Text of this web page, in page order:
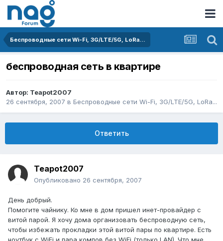
Беспроводные сети Wi-Fi, 3G/LTE/5G, LoRa...
беспроводная сеть в квартире
Автор: Teapot2007
26 сентября, 2007 в Беспроводные сети Wi-Fi, 3G/LTE/5G, LoRa...
Ответить
Teapot2007
Опубликовано 26 сентября, 2007
День добрый.
Помогите чайнику. Ко мне в дом пришел инет-провайдер с
витой парой. Я хочу дома организовать беспроводную сеть,
чтобы избежать прокладки этой витой пары по квартире. Есть